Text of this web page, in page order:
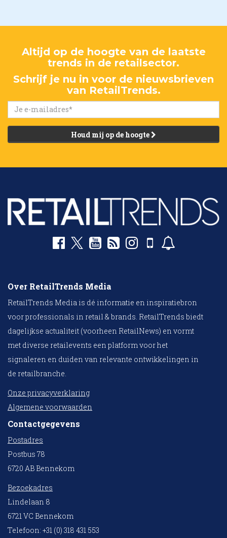
Altijd op de hoogte van de laatste
trends in de retailsector.
Schrijf je nu in voor de nieuwsbrieven
van RetailTrends.
Houd mij op de hoogte
Over RetailTrends Media
RetailTrends Media is dé informatie en inspiratiebron
voor professionals in retail & brands. RetailTrends biedt
dagelijkse actualiteit (voorheen RetailNews) en vormt
met diverse retailevents een platform voor het
signaleren en duiden van relevante ontwikkelingen in
de retailbranche.
Onze privacyverklaring
Algemene voorwaarden
Contactgegevens
Postadres
Postbus 78
6720 AB Bennekom
Bezoekadres
Lindelaan 8
6721 VC Bennekom
Telefoon: +31 (0) 318 431 553